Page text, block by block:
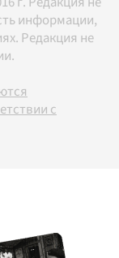
информации,
Редакция не
с